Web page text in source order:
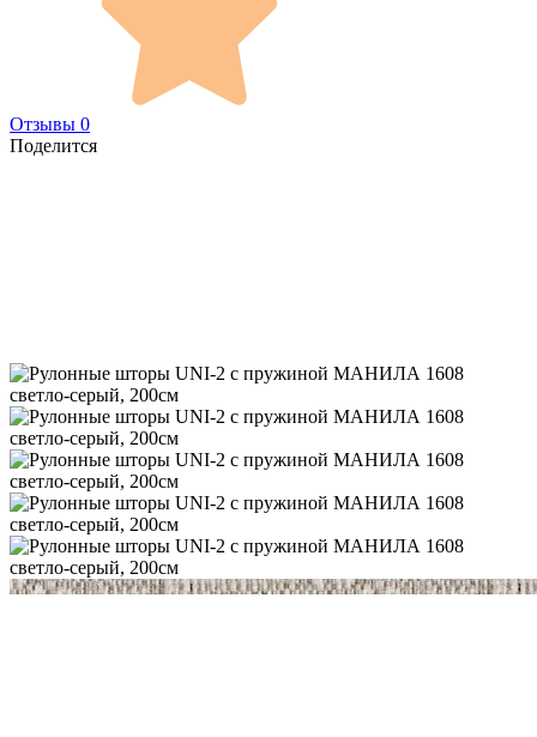
Отзывы 0
Поделится